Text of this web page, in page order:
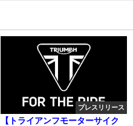
プレスリリース
【トライアンフモーターサイク